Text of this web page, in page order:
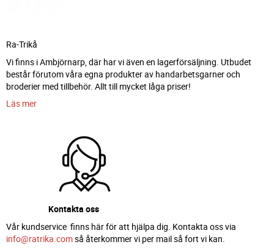
Ra-Trikå
Vi finns i Ambjörnarp, där har vi även en lagerförsäljning. Utbudet
består förutom våra egna produkter av handarbetsgarner och
broderier med tillbehör. Allt till mycket låga priser!
Läs mer
Kontakta oss
Vår kundservice finns här för att hjälpa dig. Kontakta oss via
info@ratrika.comså återkommer vi per mail så fort vi kan.